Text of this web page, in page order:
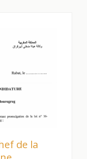
de la